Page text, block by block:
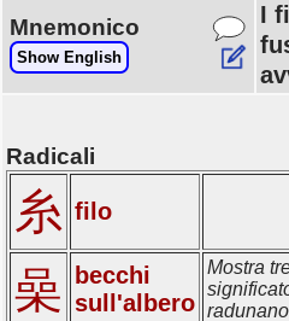
Mnemonico
Show English
I
Radicali
糸 filo
喿
becchi
sull'albero
Mostra
radunano